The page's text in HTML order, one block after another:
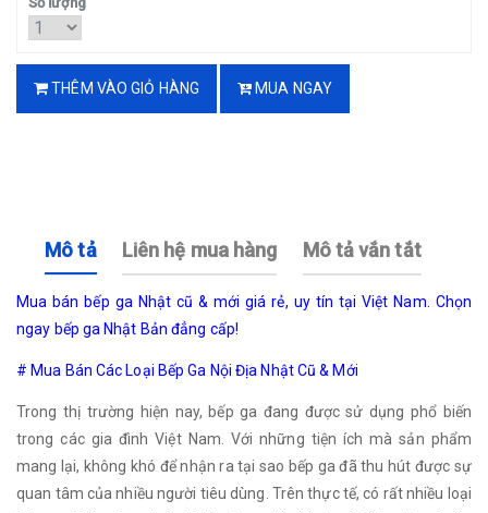
THÊM VÀO GIỎ HÀNG MUA NGAY
Mô tả Liên hệ mua hàng Mô tả vắn tắt
Mua bán bếp ga Nhật cũ & mới giá rẻ, uy tín tại Việt Nam. Chọn
ngay bếp ga Nhật Bản đẳng cấp!
# Mua Bán Các Loại Bếp Ga Nội Địa Nhật Cũ & Mới
Trong thị trường hiện nay, bếp ga đang được sử dụng phổ biến
trong các gia đình Việt Nam. Với những tiện ích mà sản phẩm
mang lại, không khó để nhận ra tại sao bếp ga đã thu hút được sự
quan tâm của nhiều người tiêu dùng. Trên thực tế, có rất nhiều loại